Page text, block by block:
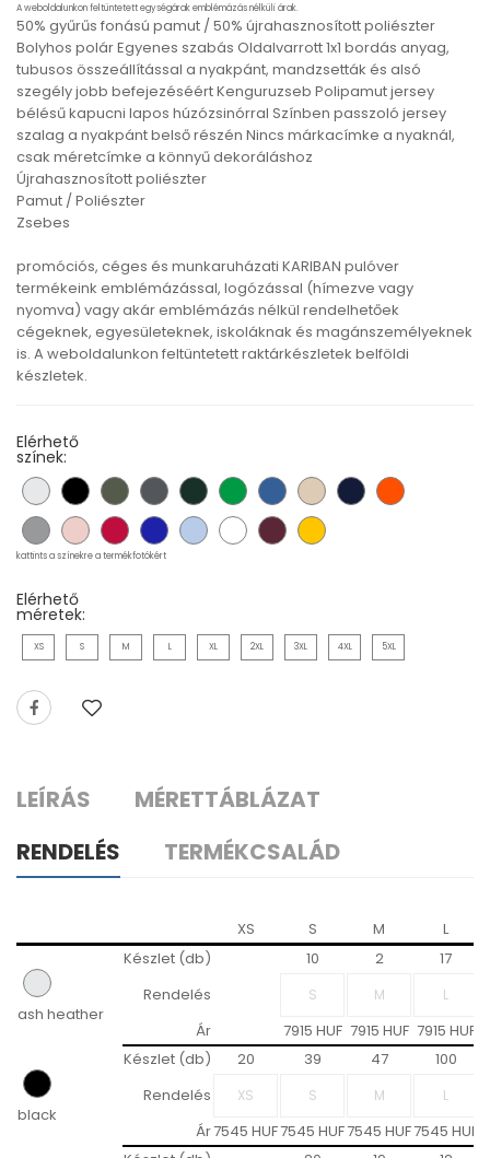
A weboldalunkon feltüntetett egységárak emblémázás nélküli árak.
50% gyűrűs fonású pamut / 50% újrahasznosított poliészter
Bolyhos polár Egyenes szabás Oldalvarrott 1x1 bordás anyag,
tubusos összeállítással a nyakpánt, mandzsetták és alsó
szegély jobb befejezéséért Kenguruzseb Polipamut jersey
bélésű kapucni lapos húzózsinórral Színben passzoló jersey
szalag a nyakpánt belső részén Nincs márkacímke a nyaknál,
csak méretcímke a könnyű dekoráláshoz
Újrahasznosított poliészter
Pamut / Poliészter
Zsebes
promóciós, céges és munkaruházati KARIBAN pulóver
termékeink emblémázással, logózással (hímezve vagy
nyomva) vagy akár emblémázás nélkül rendelhetőek
cégeknek, egyesületeknek, iskoláknak és magánszemélyeknek
is. A weboldalunkon feltüntetett raktárkészletek belföldi
készletek.
Elérhető
színek:
kattints a színekre a termékfotókért
Elérhető
méretek:
XS S M L XL 2XL 3XL 4XL 5XL
LEÍRÁS
MÉRETTÁBLÁZAT
RENDELÉS
TERMÉKCSALÁD
XS S M L
ash heather
Készlet (db) 10 2
17
Rendelés
Ár
7915 HUF 7915 HUF 7915 HUF
black
Készlet (db) 20 39 47
100
Rendelés
Ár7545 HUF7545 HUF7545 HUF7545 HUF